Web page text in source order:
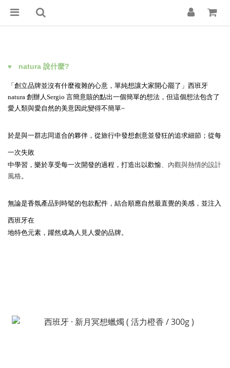
♥ natura 說什麼?
「創立品牌並沒有什麼複雜的心意，單純想讓大家開心罷了」西班牙
natura 創辦人Sergio 言簡意賅的點出一個簡單的想法，但這個想法包含了
愛人類與愛自然的美意因此變得不簡單~
於是與一群志同道合的夥伴，從旅行中發想創意並發狂的追求細節；從每
一次失敗
中學習，樂於享受每一次開發的過程，打造出以歡愉、內觀與熱情的設計
風格。
無論是香氛產品到時髦的包款配件，結合順應自然最直覺的美感，並注入
西班牙在
地特色元素，躍然成為人見人愛的品牌。